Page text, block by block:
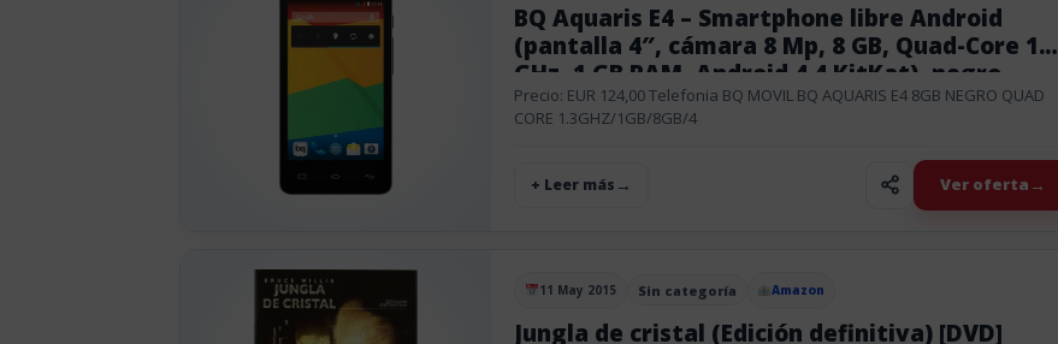
BQ Aquaris E4 – Smartphone libre Android
(pantalla 4″, cámara 8 Mp, 8 GB, Quad-Core 1.3
GHz, 1 GB RAM, Android 4.4 KitKat), negro
Precio: EUR 124,00 Telefonia BQ MOVIL BQ AQUARIS E4 8GB NEGRO QUAD
CORE 1.3GHZ/1GB/8GB/4
+ Leer más Ver oferta
Publicado el
11 May 2015 Sin categoría Amazon
Jungla de cristal (Edición definitiva) [DVD]